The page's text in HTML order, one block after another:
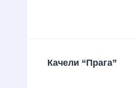
Качели “Прага”